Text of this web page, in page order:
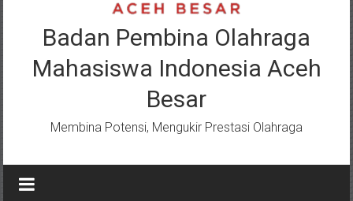
Badan Pembina Olahraga
Mahasiswa Indonesia Aceh
Besar
Membina Potensi, Mengukir Prestasi Olahraga